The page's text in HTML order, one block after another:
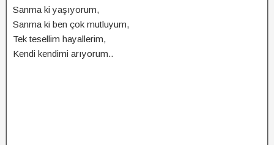
Sanma ki yaşıyorum,
Sanma ki ben çok mutluyum,
Tek tesellim hayallerim,
Kendi kendimi arıyorum..